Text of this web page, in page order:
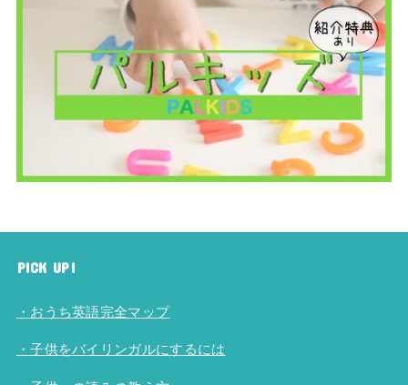
PICK UP!
・おうち英語完全マップ
・子供をバイリンガルにするには